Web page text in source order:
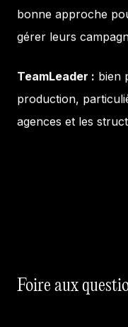
bonne approche
gérer leurs
TeamLeader : bien
production,
agences et les
Foire aux